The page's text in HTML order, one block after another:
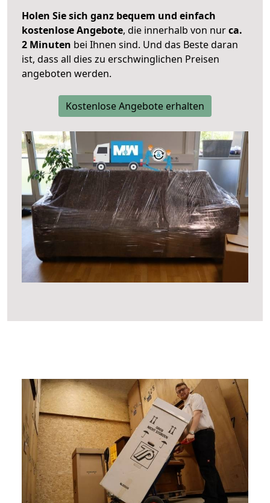
Holen Sie sich ganz bequem und einfach
kostenlose Angebote, die innerhalb von nurca.
2 Minuten bei Ihnen sind. Und das Beste daran
ist, dass all dies zu erschwinglichen Preisen
angeboten werden.
Kostenlose Angebote erhalten